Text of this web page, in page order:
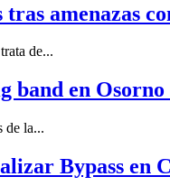
tras amenazas
de...
band en
de la...
Bypass en